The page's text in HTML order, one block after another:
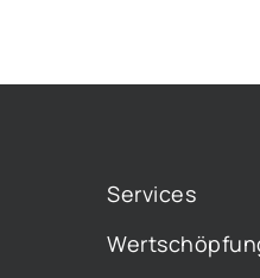
Services